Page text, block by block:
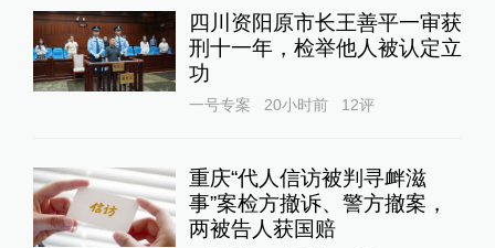
四川资阳原市长王善平一审获
刑十一年，检举他人被认定立
功
一号专案 20小时前 12评
重庆“代人信访被判寻衅滋
事”案检方撤诉、警方撤案，
两被告人获国赔